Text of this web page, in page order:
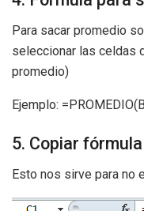
Para sacar promedio
seleccionar las celdas
promedio)
Ejemplo:
5. Copiar
Esto nos sirve para no